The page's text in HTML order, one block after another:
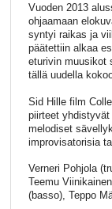
Vuoden 2013
ohjaamaan
syntyi raikas ja
päätettiin alkaa
eturivin muusikot
tällä uudella
Sid Hille film
piirteet yhdistyvät
melodiset
improvisatorisia
Verneri Pohjola
Teemu
(basso), Teppo